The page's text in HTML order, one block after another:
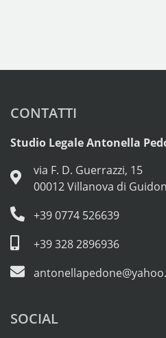
CONTATTI
Studio Legale Antonella
via F. D. Guerrazzi, 15
00012 Villanova di
+39 0774 526639
+39 328 2896936
SOCIAL